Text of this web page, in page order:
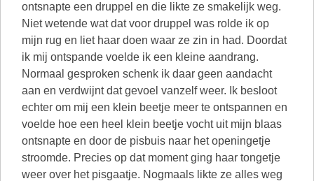
ontsnapte een druppel en die likte ze smakelijk weg.
Niet wetende wat dat voor druppel was rolde ik op
mijn rug en liet haar doen waar ze zin in had. Doordat
ik mij ontspande voelde ik een kleine aandrang.
Normaal gesproken schenk ik daar geen aandacht
aan en verdwijnt dat gevoel vanzelf weer. Ik besloot
echter om mij een klein beetje meer te ontspannen en
voelde hoe een heel klein beetje vocht uit mijn blaas
ontsnapte en door de pisbuis naar het openingetje
stroomde. Precies op dat moment ging haar tongetje
weer over het pisgaatje. Nogmaals likte ze alles weg